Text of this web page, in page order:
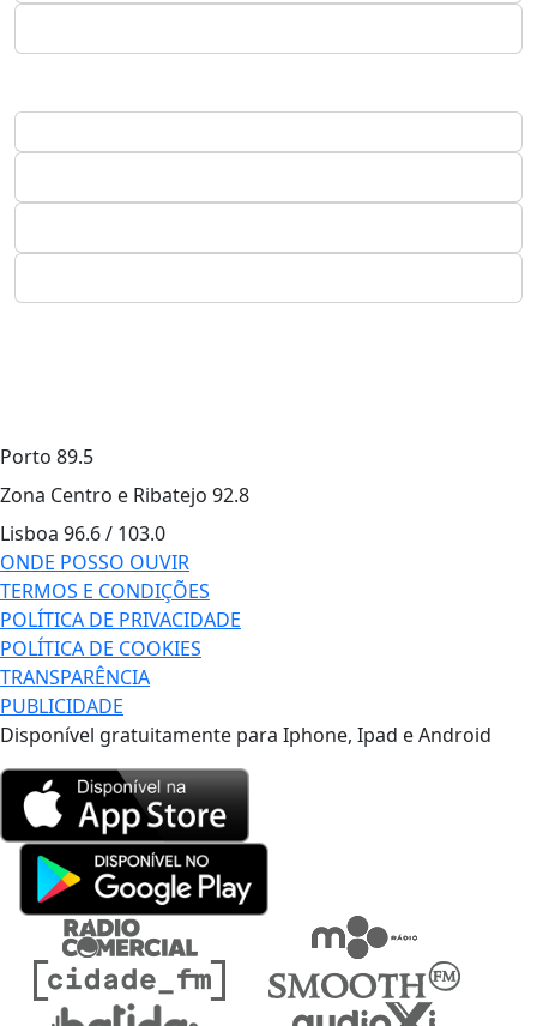
Porto 89.5
Zona Centro e Ribatejo 92.8
Lisboa 96.6 / 103.0
ONDE POSSO OUVIR
TERMOS E CONDIÇÕES
POLÍTICA DE PRIVACIDADE
POLÍTICA DE COOKIES
TRANSPARÊNCIA
PUBLICIDADE
Disponível gratuitamente para Iphone, Ipad e Android